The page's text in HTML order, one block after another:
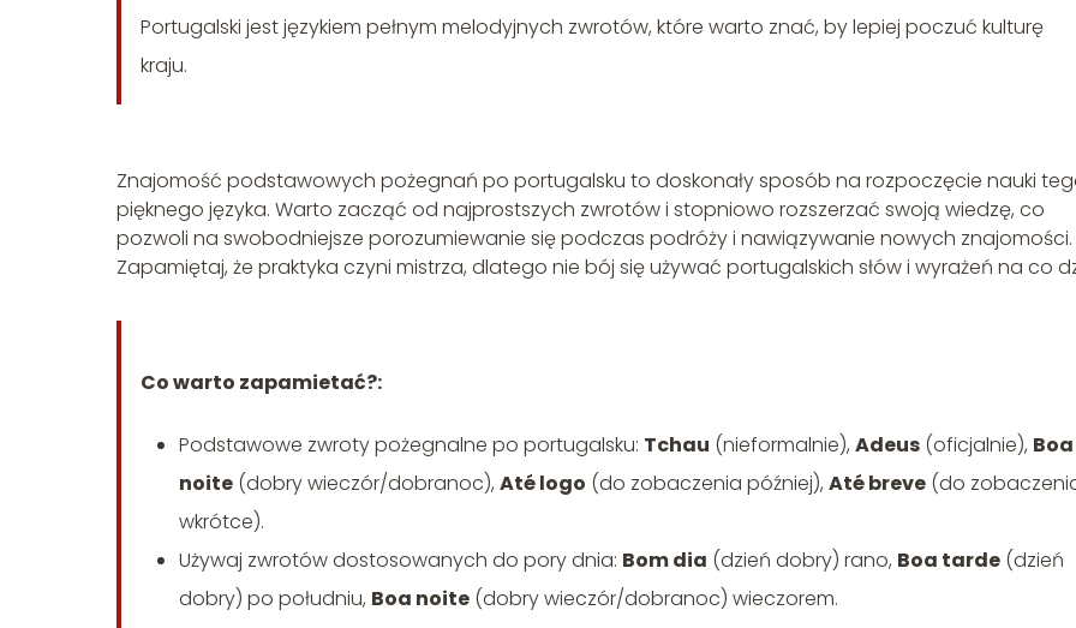
Portugalski jest językiem pełnym melodyjnych zwrotów, które warto znać, by lepiej poczuć kulturę
kraju.
Znajomość podstawowych pożegnań po portugalsku to doskonały sposób na rozpoczęcie nauki
pięknego języka. Warto zacząć od najprostszych zwrotów i stopniowo rozszerzać swoją wiedzę, co
pozwoli na swobodniejsze porozumiewanie się podczas podróży i nawiązywanie nowych znajomości.
Zapamiętaj, że praktyka czyni mistrza, dlatego nie bój się używać portugalskich słów i wyrażeń na co
Co warto zapamietać?:
Podstawowe zwroty pożegnalne po portugalsku: Tchau (nieformalnie), Adeus (oficjalnie), Boa
noite (dobry wieczór/dobranoc), Até logo (do zobaczenia później), Até breve (do
wkrótce).
Używaj zwrotów dostosowanych do pory dnia: Bom dia (dzień dobry) rano, Boa tarde (dzień
dobry) po południu, Boa noite (dobry wieczór/dobranoc) wieczorem.